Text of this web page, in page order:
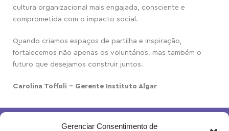
Gerenciar Consentimento de
cultura organizacional mais engajada, consciente e
comprometida com o impacto social.
Quando criamos espaços de partilha e inspiração,
fortalecemos não apenas os voluntários, mas também o
futuro que desejamos construir juntos.
Carolina Toffoli – Gerente Instituto Algar